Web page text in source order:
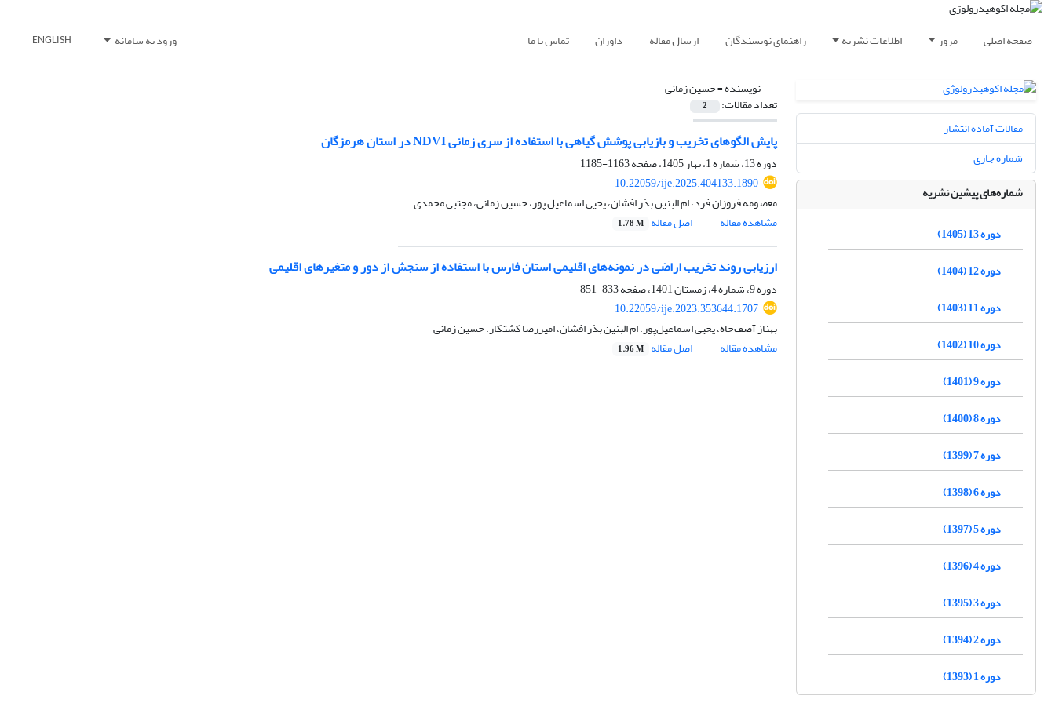
صفحه اصلی مرور اطلاعات نشریه راهنمای نویسندگان ارسال مقاله داوران تماس با ما ورود به سامانه ENGLISH
نویسنده =حسین زمانی
تعداد مقالات: 2
پایش الگوهای تخریب و بازیابی پوشش گیاهی با استفاده از سری زمانی NDVI در استان هرمزگان
دوره 13، شماره 1، بهار 1405، صفحه
1163-1185
10.22059/ije.2025.404133.1890
معصومه فروزان فرد، ام البنین بذر افشان، یحیی اسماعیل پور، حسین زمانی، مجتبی محمدی
مشاهده مقاله
اصل مقاله 1.78 M
ارزیابی روند تخریب اراضی در نمونه‌های اقلیمی استان فارس با استفاده از سنجش از دور و متغیرهای اقلیمی
دوره 9، شماره 4، زمستان 1401، صفحه
833-851
10.22059/ije.2023.353644.1707
بهناز آصف‌جاه، یحیی اسماعیل‌پور، ام البنین بذر افشان، امیررضا کشتکار، حسین زمانی
مشاهده مقاله
اصل مقاله 1.96 M
مقالات آماده انتشار
شماره جاری
شماره‌های پیشین نشریه
دوره 13 (1405)
دوره 12 (1404)
دوره 11 (1403)
دوره 10 (1402)
دوره 9 (1401)
دوره 8 (1400)
دوره 7 (1399)
دوره 6 (1398)
دوره 5 (1397)
دوره 4 (1396)
دوره 3 (1395)
دوره 2 (1394)
دوره 1 (1393)